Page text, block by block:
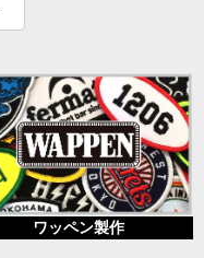
ワッペン製作